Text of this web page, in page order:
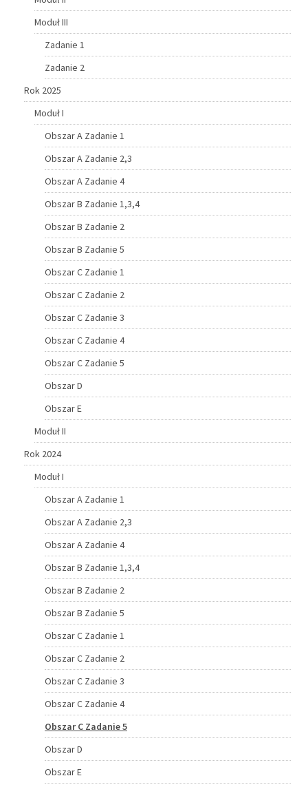
Moduł III
Zadanie 1
Zadanie 2
Rok 2025
Moduł I
Obszar A Zadanie 1
Obszar A Zadanie 2,3
Obszar A Zadanie 4
Obszar B Zadanie 1,3,4
Obszar B Zadanie 2
Obszar B Zadanie 5
Obszar C Zadanie 1
Obszar C Zadanie 2
Obszar C Zadanie 3
Obszar C Zadanie 4
Obszar C Zadanie 5
Obszar D
Obszar E
Moduł II
Rok 2024
Moduł I
Obszar A Zadanie 1
Obszar A Zadanie 2,3
Obszar A Zadanie 4
Obszar B Zadanie 1,3,4
Obszar B Zadanie 2
Obszar B Zadanie 5
Obszar C Zadanie 1
Obszar C Zadanie 2
Obszar C Zadanie 3
Obszar C Zadanie 4
Obszar C Zadanie 5
Obszar D
Obszar E